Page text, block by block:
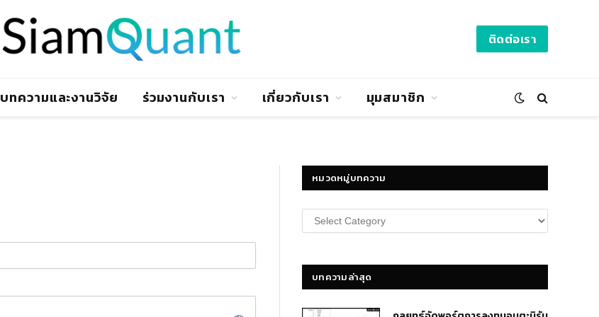
ติดต่อเรา
บทความและงานวิจัย ร่วมงานกับเรา เกี่ยวกับเรา มุมสมาชิก
หมวดหมู่บทความ
หมวด
หมู่
บทความล่าสุด